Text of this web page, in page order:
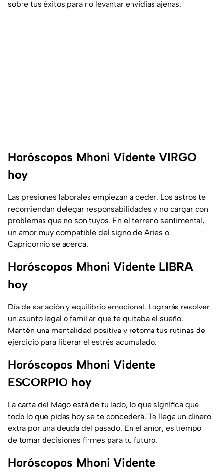
sobre tus éxitos para no levantar envidias ajenas.
Horóscopos Mhoni Vidente VIRGO
hoy
Las presiones laborales empiezan a ceder. Los astros te
recomiendan delegar responsabilidades y no cargar con
problemas que no son tuyos. En el terreno sentimental,
un amor muy compatible del signo de Aries o
Capricornio se acerca.
Horóscopos Mhoni Vidente LIBRA
hoy
Día de sanación y equilibrio emocional. Lograrás resolver
un asunto legal o familiar que te quitaba el sueño.
Mantén una mentalidad positiva y retoma tus rutinas de
ejercicio para liberar el estrés acumulado.
Horóscopos Mhoni Vidente
ESCORPIO hoy
La carta del Mago está de tu lado, lo que significa que
todo lo que pidas hoy se te concederá. Te llega un dinero
extra por una deuda del pasado. En el amor, es tiempo
de tomar decisiones firmes para tu futuro.
Horóscopos Mhoni Vidente